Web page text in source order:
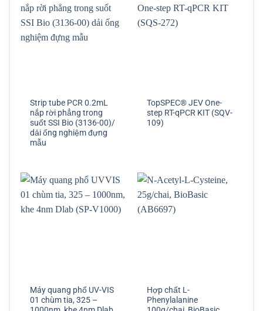
Strip tube PCR 0.2mL
nắp rời phẳng trong
suốt SSI Bio (3136-00)/
dải ống nghiệm đựng
mẫu
TopSPEC® JEV One-
step RT-qPCR KIT (SQV-
109)
Máy quang phổ UV-VIS
01 chùm tia, 325 –
Hợp chất L-
Phenylalanine